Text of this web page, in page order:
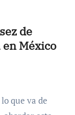
de
México